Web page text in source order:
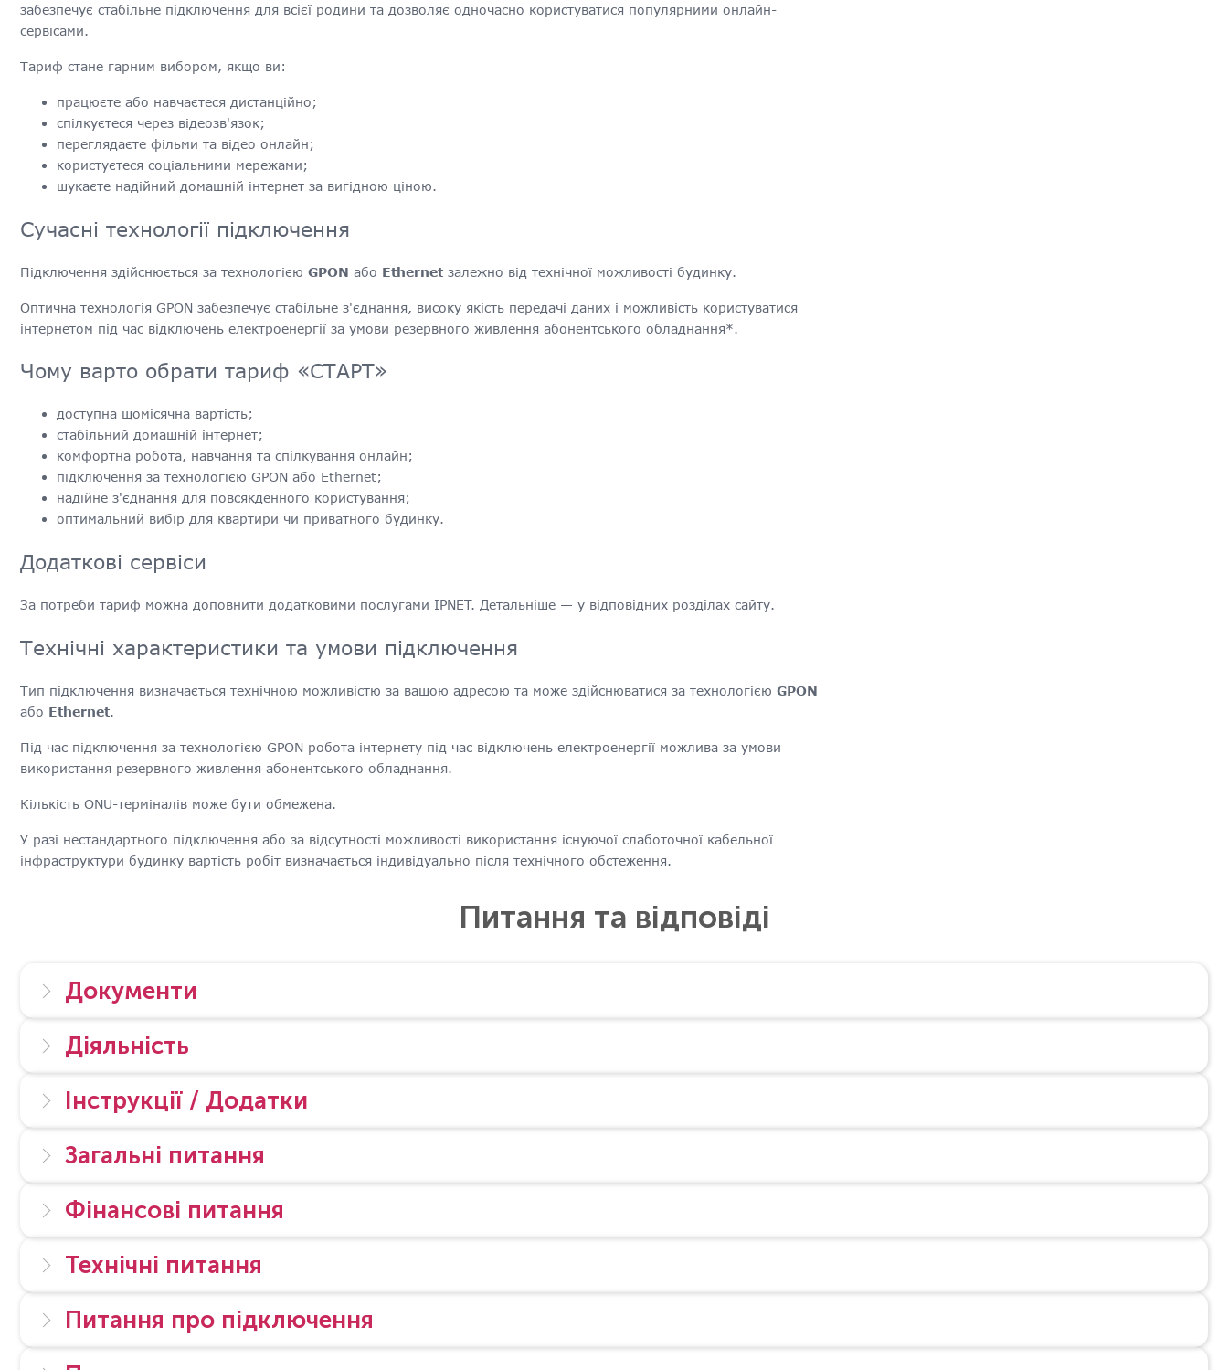
забезпечує стабільне підключення для всієї родини та дозволяє одночасно користуватися популярними онлайн-
сервісами.
Тариф стане гарним вибором, якщо ви:
працюєте або навчаєтеся дистанційно;
спілкуєтеся через відеозв'язок;
переглядаєте фільми та відео онлайн;
користуєтеся соціальними мережами;
шукаєте надійний домашній інтернет за вигідною ціною.
Сучасні технології підключення
Підключення здійснюється за технологією GPON або Ethernet залежно від технічної можливості будинку.
Оптична технологія GPON забезпечує стабільне з'єднання, високу якість передачі даних і можливість користуватися
інтернетом під час відключень електроенергії за умови резервного живлення абонентського обладнання*.
Чому варто обрати тариф «СТАРТ»
доступна щомісячна вартість;
стабільний домашній інтернет;
комфортна робота, навчання та спілкування онлайн;
підключення за технологією GPON або Ethernet;
надійне з'єднання для повсякденного користування;
оптимальний вибір для квартири чи приватного будинку.
Додаткові сервіси
За потреби тариф можна доповнити додатковими послугами IPNET. Детальніше — у відповідних розділах сайту.
Технічні характеристики та умови підключення
Тип підключення визначається технічною можливістю за вашою адресою та може здійснюватися за технологією GPON
або Ethernet.
Під час підключення за технологією GPON робота інтернету під час відключень електроенергії можлива за умови
використання резервного живлення абонентського обладнання.
Кількість ONU-терміналів може бути обмежена.
У разі нестандартного підключення або за відсутності можливості використання існуючої слаботочної кабельної
інфраструктури будинку вартість робіт визначається індивідуально після технічного обстеження.
Питання та відповіді
Документи
Діяльність
Інструкції / Додатки
Загальні питання
Фінансові питання
Технічні питання
Питання про підключення